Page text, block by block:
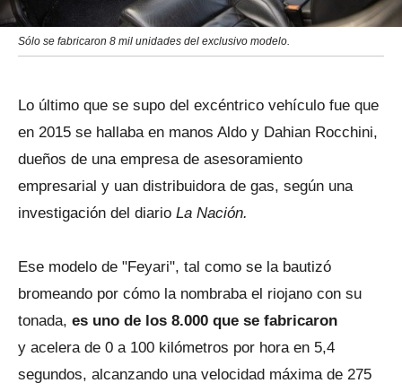
Sólo se fabricaron 8 mil unidades del exclusivo modelo.
Lo último que se supo del excéntrico vehículo fue que
en 2015 se hallaba en manos Aldo y Dahian Rocchini,
dueños de una empresa de asesoramiento
empresarial y uan distribuidora de gas, según una
investigación del diario La Nación.
Ese modelo de "Feyari", tal como se la bautizó
bromeando por cómo la nombraba el riojano con su
tonada, es uno de los 8.000 que se fabricaron
y acelera de 0 a 100 kilómetros por hora en 5,4
segundos, alcanzando una velocidad máxima de 275